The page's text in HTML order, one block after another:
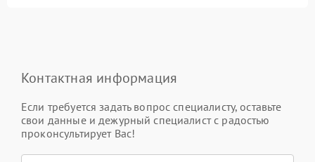
Контактная информация
Если требуется задать вопрос специалисту, оставьте
свои данные и дежурный специалист с радостью
проконсультирует Вас!